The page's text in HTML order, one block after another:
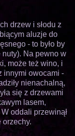
drzew i słodu z
aluzje do
- to było by
Na pewno w
może też wino, i
innymi owocami -
nienachalną,
się z drzewami
lasem,
oddali przewinął
orzechy.